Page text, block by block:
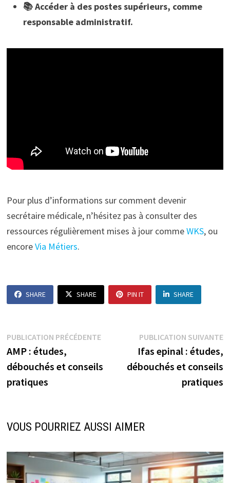
📚 Accéder à des postes supérieurs, comme
responsable administratif.
Pour plus d’informations sur comment devenir
secrétaire médicale, n’hésitez pas à consulter des
ressources régulièrement mises à jour commeWKS, ou
encoreVia Métiers.
SHARE SHARE PIN IT SHARE
Navigation
de
l’article
PUBLICATION PRÉCÉDENTEPublication
précédente :
AMP : études,
débouchés et conseils
pratiques
PUBLICATION SUIVANTE
Ifas epinal : études,
débouchés et conseils
pratiques
VOUS POURRIEZ AUSSI AIMER